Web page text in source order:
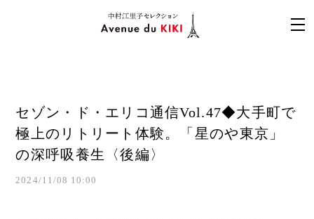
セゾン・ド・エリコ通信Vol.47◆大手町で
極上のリトリート体験。「星のや東京」
の深呼吸養生〈後編〉
2024/11/08 10:00